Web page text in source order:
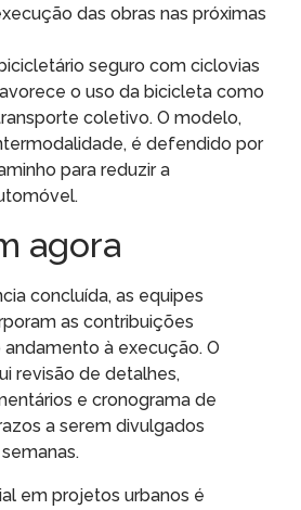
das obras nas próximas
seguro com ciclovias
o uso da bicicleta como
coletivo. O modelo,
é defendido por
para reduzir a
agora
concluída, as equipes
as contribuições
à execução. O
revisão de detalhes,
e cronograma de
a serem divulgados
em projetos urbanos é